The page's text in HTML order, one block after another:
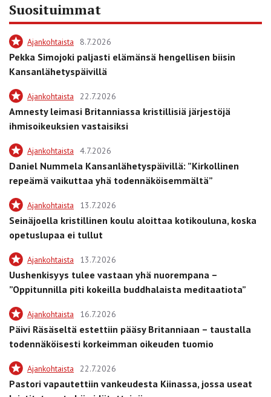
Suosituimmat
Ajankohtaista 8.7.2026
Pekka Simojoki paljasti elämänsä hengellisen biisin
Kansanlähetyspäivillä
Ajankohtaista 22.7.2026
Amnesty leimasi Britanniassa kristillisiä järjestöjä
ihmisoikeuksien vastaisiksi
Ajankohtaista 4.7.2026
Daniel Nummela Kansanlähetyspäivillä: ”Kirkollinen
repeämä vaikuttaa yhä todennäköisemmältä”
Ajankohtaista 13.7.2026
Seinäjoella kristillinen koulu aloittaa kotikouluna, koska
opetuslupaa ei tullut
Ajankohtaista 13.7.2026
Uushenkisyys tulee vastaan yhä nuorempana –
”Oppitunnilla piti kokeilla buddhalaista meditaatiota”
Ajankohtaista 16.7.2026
Päivi Räsäseltä estettiin pääsy Britanniaan – taustalla
todennäköisesti korkeimman oikeuden tuomio
Ajankohtaista 22.7.2026
Pastori vapautettiin vankeudesta Kiinassa, jossa useat